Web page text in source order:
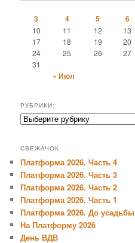
3
4 5 6
10
11 12 13
17
18 19 20
24
25 26 27
31
« Июл
РУБРИКИ:
Рубрики:
СВЕЖАЧОК:
Платформа 2026. Часть 4
Платформа 2026. Часть 3
Платформа 2026. Часть 2
Платформа 2026. Часть 1
Платформа 2026. До усадьбы
На Платформу 2026
День ВДВ